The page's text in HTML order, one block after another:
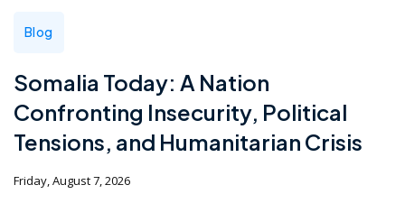
Blog
Somalia Today: A Nation
Confronting Insecurity, Political
Tensions, and Humanitarian Crisis
Friday, August 7, 2026